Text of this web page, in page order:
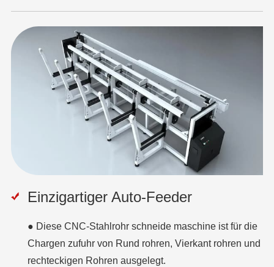
Einzigartiger Auto-Feeder
● Diese CNC-Stahlrohr schneide maschine ist für die
Chargen zufuhr von Rund rohren, Vierkant rohren und
rechteckigen Rohren ausgelegt.